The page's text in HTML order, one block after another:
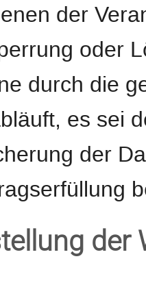
der
oder
durch die
es sei
der
der